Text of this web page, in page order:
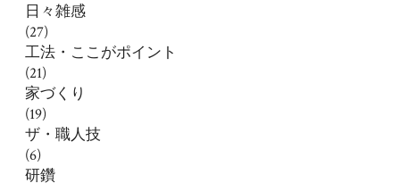
日々雑感
(27)
工法・ここがポイント
(21)
家づくり
(19)
ザ・職人技
(6)
研鑽